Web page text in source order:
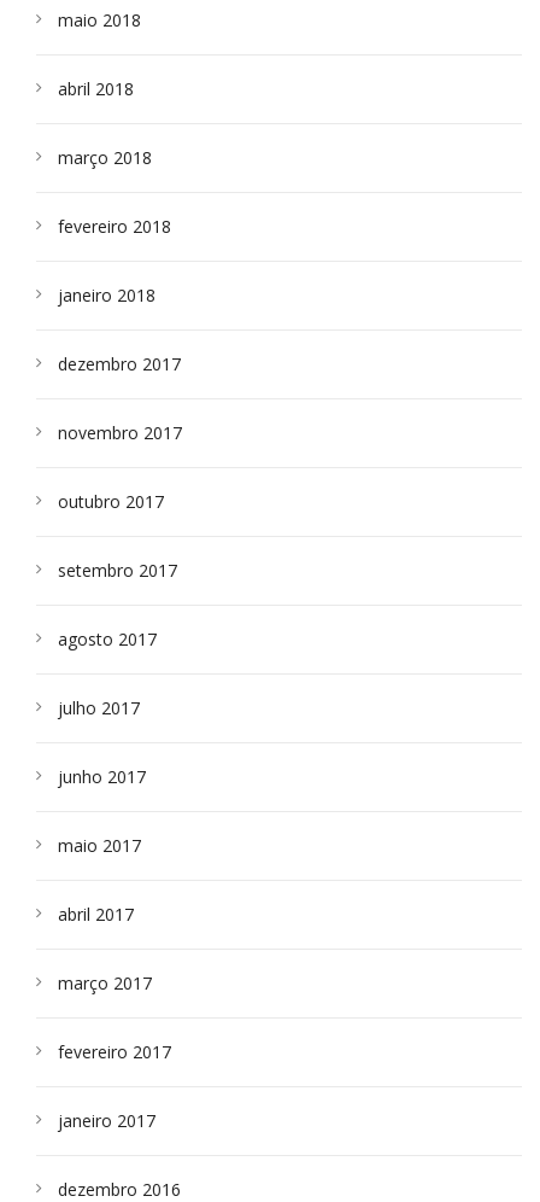
maio 2018
abril 2018
março 2018
fevereiro 2018
janeiro 2018
dezembro 2017
novembro 2017
outubro 2017
setembro 2017
agosto 2017
julho 2017
junho 2017
maio 2017
abril 2017
março 2017
fevereiro 2017
janeiro 2017
dezembro 2016